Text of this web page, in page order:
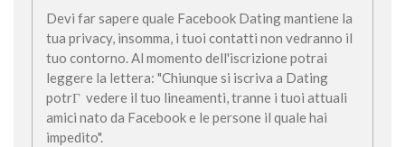
Devi far sapere quale Facebook Dating mantiene la
tua privacy, insomma, i tuoi contatti non vedranno il
tuo contorno. Al momento dell'iscrizione potrai
leggere la lettera: "Chiunque si iscriva a Dating
potrГ vedere il tuo lineamenti, tranne i tuoi attuali
amici nato da Facebook e le persone il quale hai
impedito".